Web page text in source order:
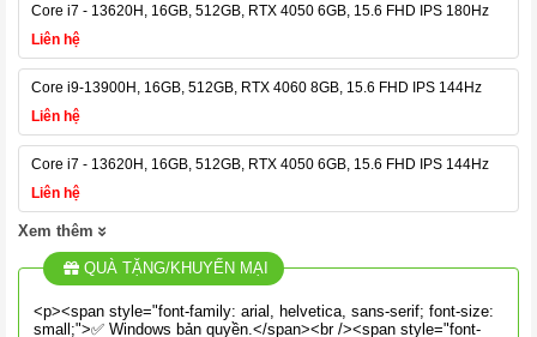
Core i7 - 13620H, 16GB, 512GB, RTX 4050 6GB, 15.6 FHD IPS 180Hz
Liên hệ
Core i9-13900H, 16GB, 512GB, RTX 4060 8GB, 15.6 FHD IPS 144Hz
Liên hệ
Core i7 - 13620H, 16GB, 512GB, RTX 4050 6GB, 15.6 FHD IPS 144Hz
Liên hệ
QUÀ TẶNG/KHUYẾN MẠI
<p><span style="font-family: arial, helvetica, sans-serif; font-size:
small;">✅ Windows bản quyền.</span><br /><span style="font-